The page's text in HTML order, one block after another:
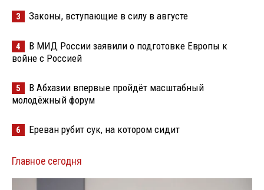
3 Законы, вступающие в силу в августе
4
В МИД России заявили о подготовке Европы к
войне с Россией
5
В Абхазии впервые пройдёт масштабный
молодёжный форум
6 Ереван рубит сук, на котором сидит
Главное сегодня